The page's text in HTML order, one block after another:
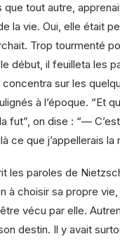
que tout autre,
la vie. Oui, elle était
Trop tourmenté
début, il feuilleta les
sur les
à l’époque. “Et
fut”, on dise : “— C’est
ce que j’appellerais la
les paroles de
à choisir sa propre vie,
vécu par elle.
destin. Il y avait